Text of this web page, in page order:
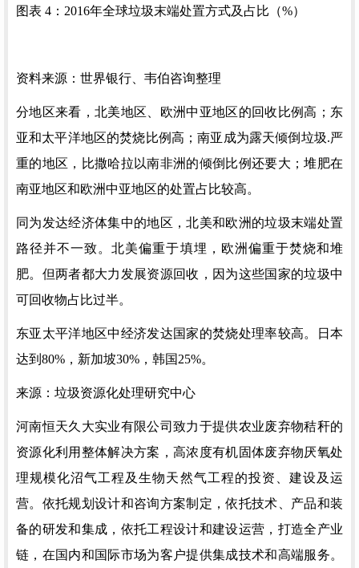
图表 4：2016年全球垃圾末端处置方式及占比（%）
资料来源：世界银行、韦伯咨询整理
分地区来看，北美地区、欧洲中亚地区的回收比例高；东
亚和太平洋地区的焚烧比例高；南亚成为露天倾倒垃圾.严
重的地区，比撒哈拉以南非洲的倾倒比例还要大；堆肥在
南亚地区和欧洲中亚地区的处置占比较高。
同为发达经济体集中的地区，北美和欧洲的垃圾末端处置
路径并不一致。北美偏重于填埋，欧洲偏重于焚烧和堆
肥。但两者都大力发展资源回收，因为这些国家的垃圾中
可回收物占比过半。
东亚太平洋地区中经济发达国家的焚烧处理率较高。日本
达到 80%，新加坡30%，韩国25%。
来源：垃圾资源化处理研究中心
河南恒天久大实业有限公司致力于提供农业废弃物秸秆的
资源化利用整体解决方案，高浓度有机固体废弃物厌氧处
理规模化沼气工程及生物天然气工程的投资、建设及运
营。依托规划设计和咨询方案制定，依托技术、产品和装
备的研发和集成，依托工程设计和建设运营，打造全产业
链，在国内和国际市场为客户提供集成技术和高端服务。